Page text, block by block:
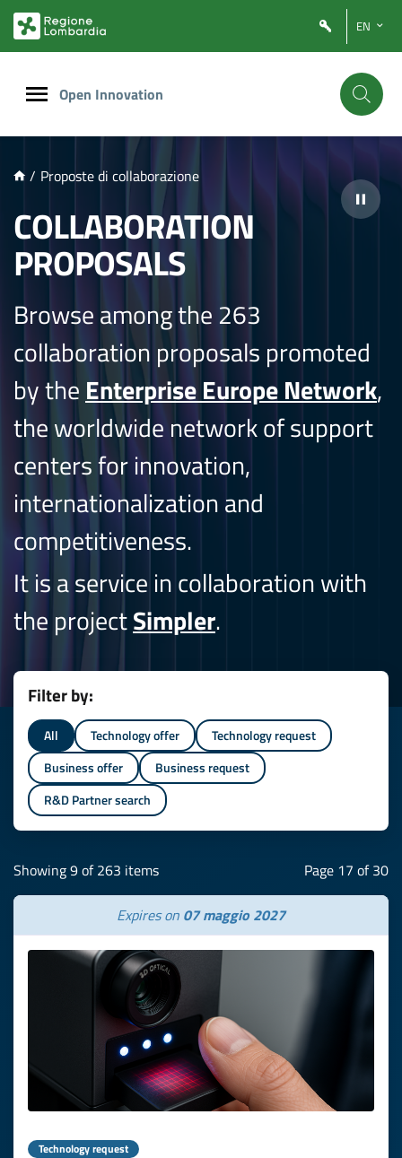
PRINCIPALE
EN
Open Innovation
/ Proposte di collaborazione
COLLABORATION
PROPOSALS
Browse among the 263
collaboration proposals promoted
by the Enterprise Europe Network,
the worldwide network of support
centers for innovation,
internationalization and
competitiveness.
It is a service in collaboration with
the projectSimpler.
Filter by:
All Technology offer
Technology request
Business offer
Business request
R&D Partner search
Showing 9 of 263 items Page 17 of 30
Expires on 07 maggio 2027
Technology request